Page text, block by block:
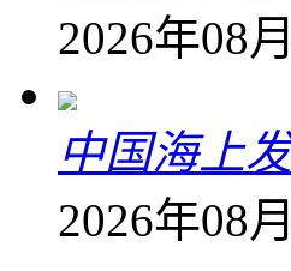
2026年08
中国海上
2026年08